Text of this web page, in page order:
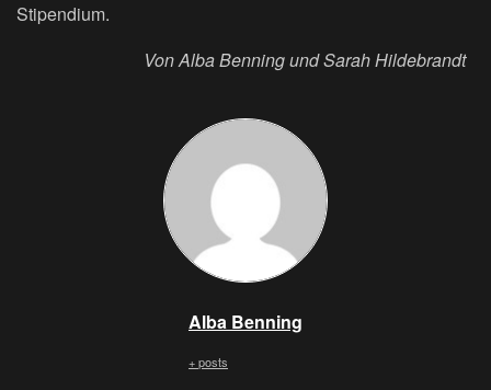
Stipendium.
Von Alba Benning und Sarah Hildebrandt
Alba Benning
+ posts